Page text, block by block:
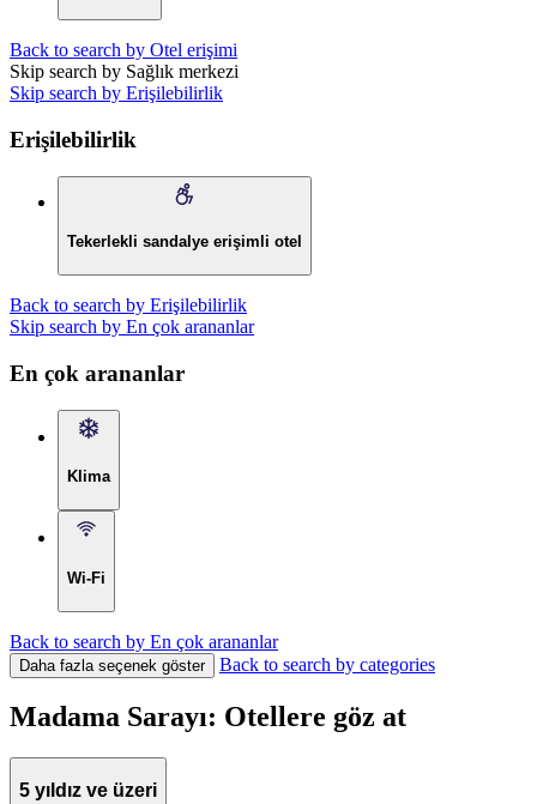
Back to search by Otel erişimi
Skip search by Sağlık merkezi
Skip search by Erişilebilirlik
Erişilebilirlik
Tekerlekli sandalye erişimli otel
Back to search by Erişilebilirlik
Skip search by En çok arananlar
En çok arananlar
Klima
Wi-Fi
Back to search by En çok arananlar
Daha fazla seçenek göster Back to search by categories
Madama Sarayı: Otellere göz at
5 yıldız ve üzeri